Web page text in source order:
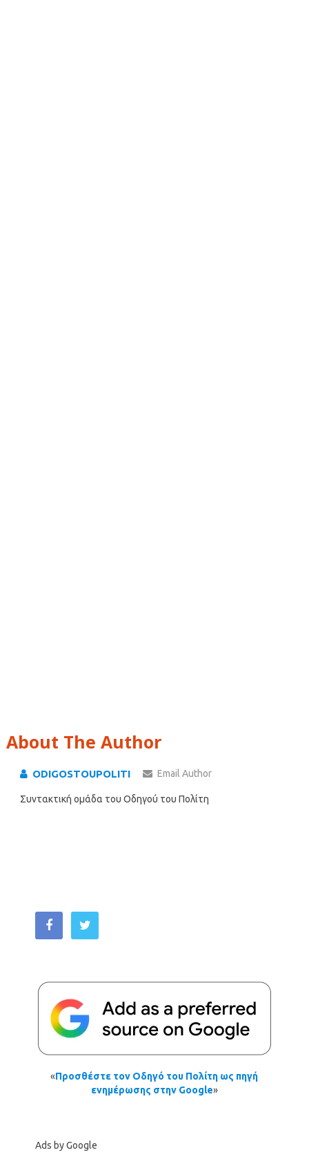
About The Author
ODIGOSTOUPOLITI Email Author
Συντακτική ομάδα του Οδηγού του Πολίτη
«Προσθέστε τον Οδηγό του Πολίτη ως πηγή
ενημέρωσης στην Google»
Ads by Google